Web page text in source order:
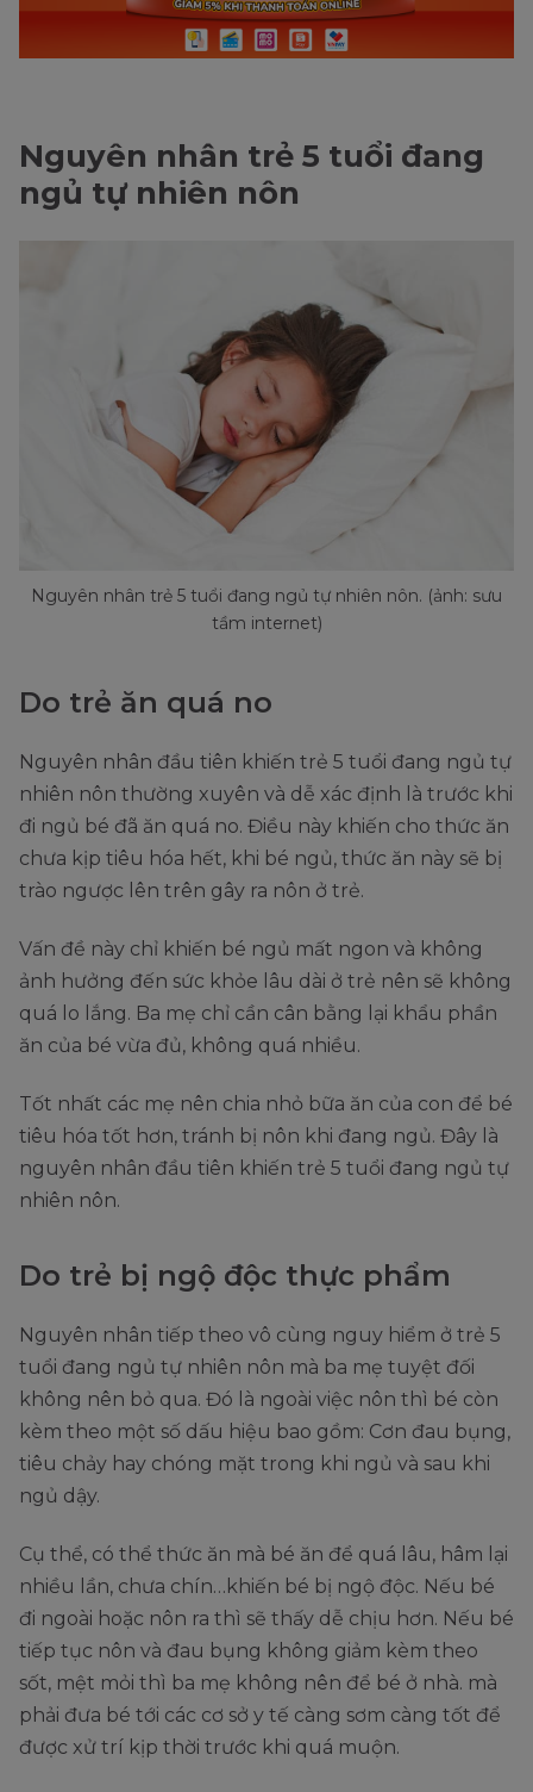
Nguyên nhân trẻ 5 tuổi đang
ngủ tự nhiên nôn
Nguyên nhân trẻ 5 tuổi đang ngủ tự nhiên nôn. (ảnh: sưu
tầm internet)
Do trẻ ăn quá no
Nguyên nhân đầu tiên khiến trẻ 5 tuổi đang ngủ tự
nhiên nôn thường xuyên và dễ xác định là trước khi
đi ngủ bé đã ăn quá no. Điều này khiến cho thức ăn
chưa kịp tiêu hóa hết, khi bé ngủ, thức ăn này sẽ bị
trào ngược lên trên gây ra nôn ở trẻ.
Vấn đề này chỉ khiến bé ngủ mất ngon và không
ảnh hưởng đến sức khỏe lâu dài ở trẻ nên sẽ không
quá lo lắng. Ba mẹ chỉ cần cân bằng lại khẩu phần
ăn của bé vừa đủ, không quá nhiều.
Tốt nhất các mẹ nên chia nhỏ bữa ăn của con để bé
tiêu hóa tốt hơn, tránh bị nôn khi đang ngủ. Đây là
nguyên nhân đầu tiên khiến trẻ 5 tuổi đang ngủ tự
nhiên nôn.
Do trẻ bị ngộ độc thực phẩm
Nguyên nhân tiếp theo vô cùng nguy hiểm ở trẻ 5
tuổi đang ngủ tự nhiên nôn mà ba mẹ tuyệt đối
không nên bỏ qua. Đó là ngoài việc nôn thì bé còn
kèm theo một số dấu hiệu bao gồm: Cơn đau bụng,
tiêu chảy hay chóng mặt trong khi ngủ và sau khi
ngủ dậy.
Cụ thể, có thể thức ăn mà bé ăn để quá lâu, hâm lại
nhiều lần, chưa chín…khiến bé bị ngộ độc. Nếu bé
đi ngoài hoặc nôn ra thì sẽ thấy dễ chịu hơn. Nếu bé
tiếp tục nôn và đau bụng không giảm kèm theo
sốt, mệt mỏi thì ba mẹ không nên để bé ở nhà. mà
phải đưa bé tới các cơ sở y tế càng sơm càng tốt để
được xử trí kịp thời trước khi quá muộn.